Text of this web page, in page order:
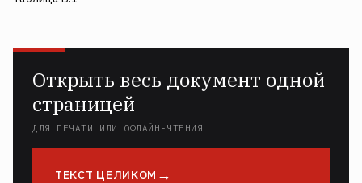
Открыть весь документ одной
страницей
ДЛЯ ПЕЧАТИ ИЛИ ОФЛАЙН-ЧТЕНИЯ
ТЕКСТ ЦЕЛИКОМ